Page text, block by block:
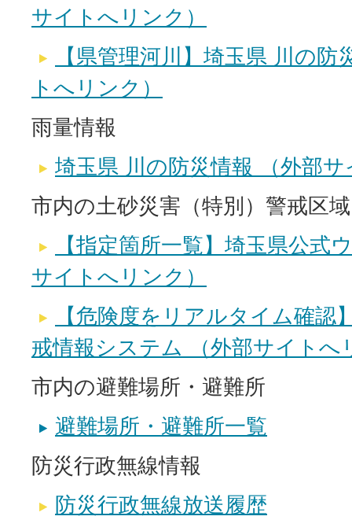
サイトへリンク）
【県管理河川】埼玉県 川の防
トへリンク）
雨量情報
埼玉県 川の防災情報 （外部
市内の土砂災害（特別）警戒区域
【指定箇所一覧】埼玉県公式
サイトへリンク）
【危険度をリアルタイム確認
戒情報システム （外部サイトへ
市内の避難場所・避難所
避難場所・避難所一覧
防災行政無線情報
防災行政無線放送履歴